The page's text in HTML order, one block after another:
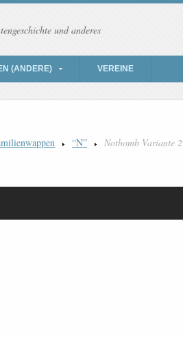
und anderes
(ANDERE) VEREINE
“N” Nothomb Variante 2